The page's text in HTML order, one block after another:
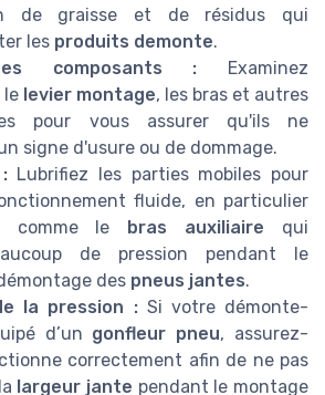
de graisse et de résidus qui
les produits demonte.
composants : Examinez
le levier montage, les bras et autres
pour vous assurer qu'ils ne
signe d'usure ou de dommage.
Lubrifiez les parties mobiles pour
fluide, en particulier
comme le bras auxiliaire qui
de pression pendant le
des pneus jantes.
la pression :Si votre démonte-
d’un gonfleur pneu, assurez-
correctement afin de ne pas
largeur jante pendant le montage